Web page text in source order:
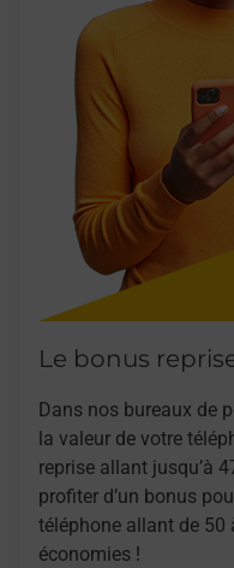
Le bonus
Dans nos bureaux de
la valeur de votre
reprise allant jusqu’à
profiter d’un bonus
téléphone allant de 50
économies !